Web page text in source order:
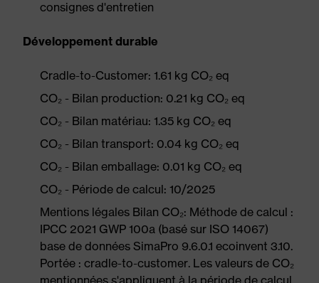
consignes d'entretien
Développement durable
Cradle-to-Customer: 1.61 kg CO₂ eq
CO₂ - Bilan production: 0.21 kg CO₂ eq
CO₂ - Bilan matériau: 1.35 kg CO₂ eq
CO₂ - Bilan transport: 0.04 kg CO₂ eq
CO₂ - Bilan emballage: 0.01 kg CO₂ eq
CO₂ - Période de calcul: 10/2025
Mentions légales Bilan CO₂: Méthode de calcul :
IPCC 2021 GWP 100a (basé sur ISO 14067)
base de données SimaPro 9.6.0.1 ecoinvent 3.10.
Portée : cradle-to-customer. Les valeurs de CO₂
mentionnées s'appliquent à la période de calcul